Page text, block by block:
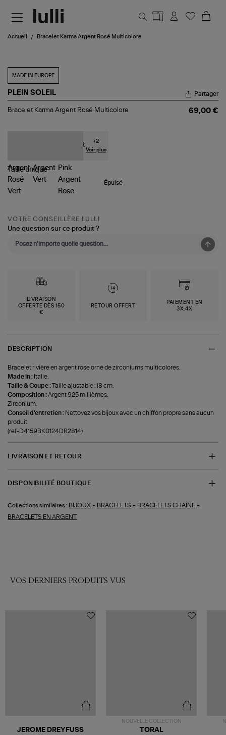
Accueil Bracelet Karma Argent Rosé Multicolore
MADE IN EUROPE
PLEIN SOLEIL
Bracelet
Partager
Bracelet Karma Argent Rosé Multicolore 69,00 €
+2
Voir plus
Tailleunique
Épuisé
VOTRE CONSEILLÈRE LULLI
Une question sur ce produit ?
LIVRAISON
OFFERTE DÈS 150
€
RETOUR OFFERT
PAIEMENT EN
3X,4X
DESCRIPTION
Bracelet rivière en argent rose orné de zirconiums multicolores.
Made in : Italie.
Taille & Coupe :Taille ajustable : 18 cm.
Composition :Argent 925 millièmes.
Zirconium.
Conseil d'entretien : Nettoyez vos bijoux avec un chiffon propre sans aucun
produit.
(ref-D4159BK0124DR2814)
LIVRAISON ET RETOUR
DISPONIBILITÉ BOUTIQUE
Collections similaires : BIJOUX - BRACELETS - BRACELETS CHAINE -
BRACELETS EN ARGENT
VOS DERNIERS PRODUITS VUS
JEROME DREYFUSS
NOUVELLE COLLECTION
TORAL